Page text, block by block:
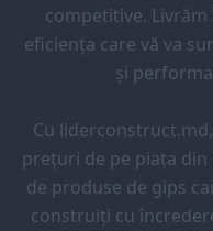
competitive.
eficiența care vă va
și
Cu
prețuri de pe piața din
de produse de gips
construiți cu